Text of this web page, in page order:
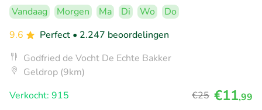
Vandaag Morgen Ma Di Wo
Do
9.6
Perfect • 2.247 beoordelingen
Godfried de Vocht De Echte Bakker
Geldrop (9km)
Verkocht: 915
€25 €11,99